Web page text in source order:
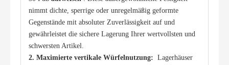
nimmt dichte, sperrige oder unregelmäßig geformte
Gegenstände mit absoluter Zuverlässigkeit auf und
gewährleistet die sichere Lagerung Ihrer wertvollsten und
schwersten Artikel.
2. Maximierte vertikale Würfelnutzung: Lagerhäuser